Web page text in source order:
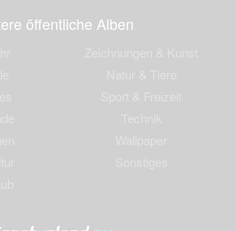
öffentliche Alben